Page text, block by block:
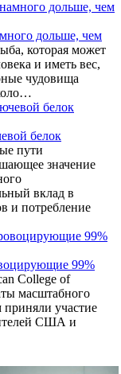
дольше, чем
которая может
и иметь вес,
чудовища
белок
пути
значение
вклад в
и потребление
99%
College of
масштабного
приняли участие
США и